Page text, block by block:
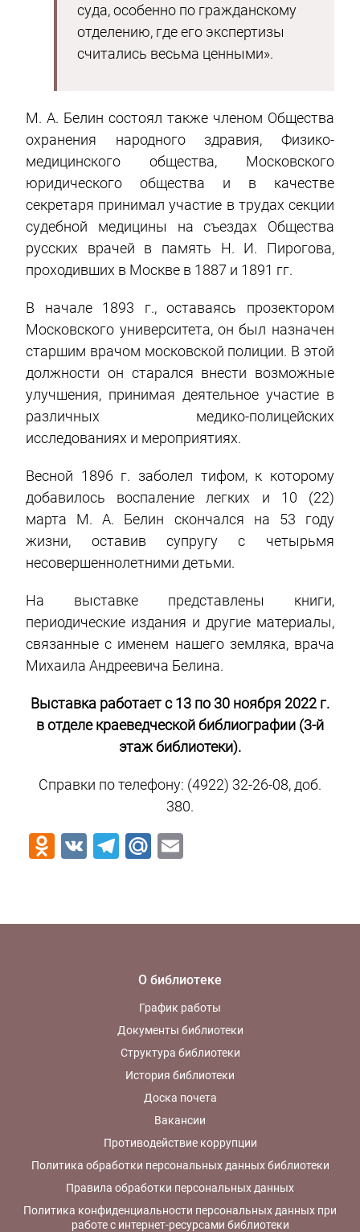
суда, особенно по гражданскому
отделению, где его экспертизы
считались весьма ценными».
М. А. Белин состоял также членом Общества
охранения народного здравия, Физико-
медицинского общества, Московского
юридического общества и в качестве
секретаря принимал участие в трудах секции
судебной медицины на съездах Общества
русских врачей в память Н. И. Пирогова,
проходивших в Москве в 1887 и 1891 гг.
В начале 1893 г., оставаясь прозектором
Московского университета, он был назначен
старшим врачом московской полиции. В этой
должности он старался внести возможные
улучшения, принимая деятельное участие в
различных медико-полицейских
исследованиях и мероприятиях.
Весной 1896 г. заболел тифом, к которому
добавилось воспаление легких и 10 (22)
марта М. А. Белин скончался на 53 году
жизни, оставив супругу с четырьмя
несовершеннолетними детьми.
На выставке представлены книги,
периодические издания и другие материалы,
связанные с именем нашего земляка, врача
Михаила Андреевича Белина.
Выставка работает с 13 по 30 ноября 2022 г.
в отделе краеведческой библиографии (3-й
этаж библиотеки).
Справки по телефону: (4922) 32-26-08, доб.
380.
Odnoklassniki
VK Telegram
Mail.Ru
О библиотеке
График работы
Документы библиотеки
Структура библиотеки
История библиотеки
Доска почета
Вакансии
Противодействие коррупции
Политика обработки персональных данных библиотеки
Правила обработки персональных данных
Политика конфиденциальности персональных данных при
работе с интернет-ресурсами библиотеки